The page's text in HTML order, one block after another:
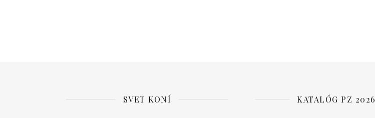
SVET KONÍ KATALÓG PZ 2026